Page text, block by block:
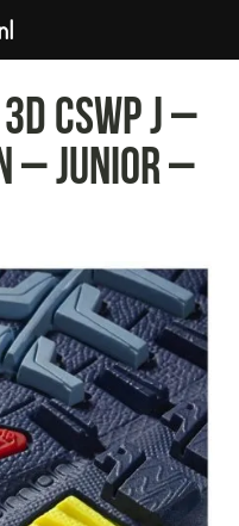
CSWP J –
– Junior –